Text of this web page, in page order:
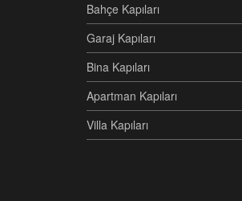
Bahçe Kapıları
Garaj Kapıları
Bina Kapıları
Apartman Kapıları
Villa Kapıları